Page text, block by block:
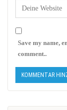
Save my name,
comment..